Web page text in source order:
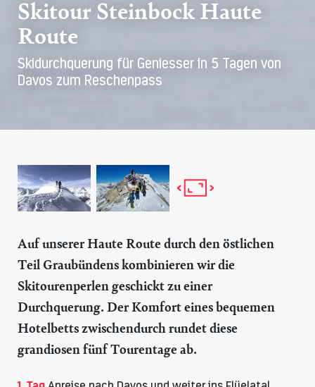
Skitour Steinbock Haute
Route
Skidurchquerung für Geniesser in 5 Tagen von
Davos zum Reschenpass
Auf unserer Haute Route durch den östlichen
Teil Graubündens kombinieren wir die
Skitourenperlen geschickt zu einer
Durchquerung. Der Komfort eines bequemen
Hotelbetts zwischendurch rundet diese
grandiosen fünf Tourentage ab.